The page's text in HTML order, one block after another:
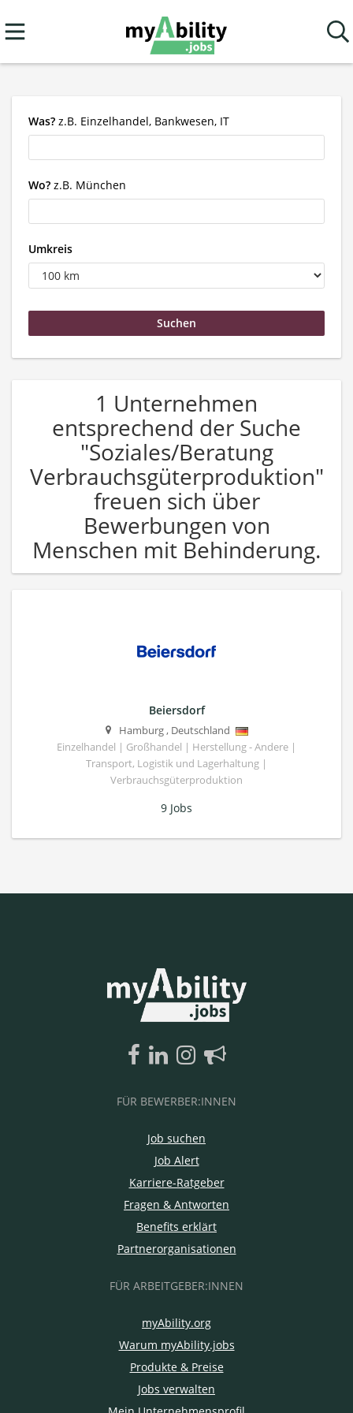
Was? z.B. Einzelhandel, Bankwesen, IT
Wo? z.B. München
Umkreis
1 Unternehmen
entsprechend der Suche
"Soziales/Beratung
Verbrauchsgüterproduktion"
freuen sich über
Bewerbungen von
Menschen mit Behinderung.
Beiersdorf
Hamburg, Deutschland
Einzelhandel | Großhandel | Herstellung - Andere |
Transport, Logistik und Lagerhaltung |
Verbrauchsgüterproduktion
9 Jobs
FÜR BEWERBER:INNEN
Job suchen
Job Alert
Karriere-Ratgeber
Fragen & Antworten
Benefits erklärt
Partnerorganisationen
FÜR ARBEITGEBER:INNEN
myAbility.org
Warum myAbility.jobs
Produkte & Preise
Jobs verwalten